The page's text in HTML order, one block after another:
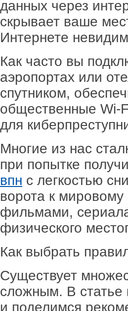
данных через
скрывает ваше
Интернете
Как часто вы
аэропортах или
спутником,
общественные Wi-
для
Многие из нас
при попытке
впн с легкостью
ворота к
фильмами,
физического
Как выбрать
Существует
сложным. В
и поделимся